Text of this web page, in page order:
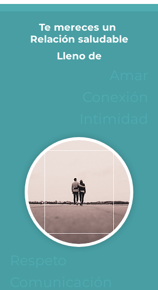
Te mereces un
Relación saludable
Lleno de